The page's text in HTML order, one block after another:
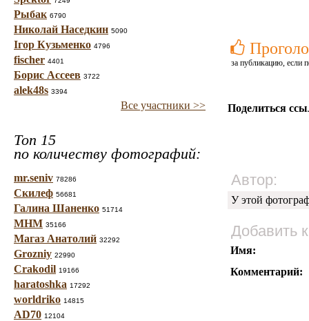
Рыбак 6790
Николай Наседкин 5090
Ігор Кузьменко 4796
fischer 4401
Борис Ассеев 3722
alek48s 3394
Все участники >>
Топ 15
по количеству фотографий:
mr.seniv 78286
Скилеф 56681
Галина Шаненко 51714
МНМ 35166
Магаз Анатолий 32292
Grozniy 22990
Crakodil 19166
haratoshka 17292
worldriko 14815
AD70 12104
за публикацию, если
Поделиться
Автор:
У этой
Добавить
Имя:
Комментарий: